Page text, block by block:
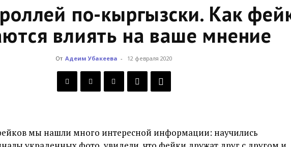
по-кыргызски. Как
влиять на ваше мнение
От Адеим Убакеева - 12 февраля 2020
мы нашли много интересной информации: научились